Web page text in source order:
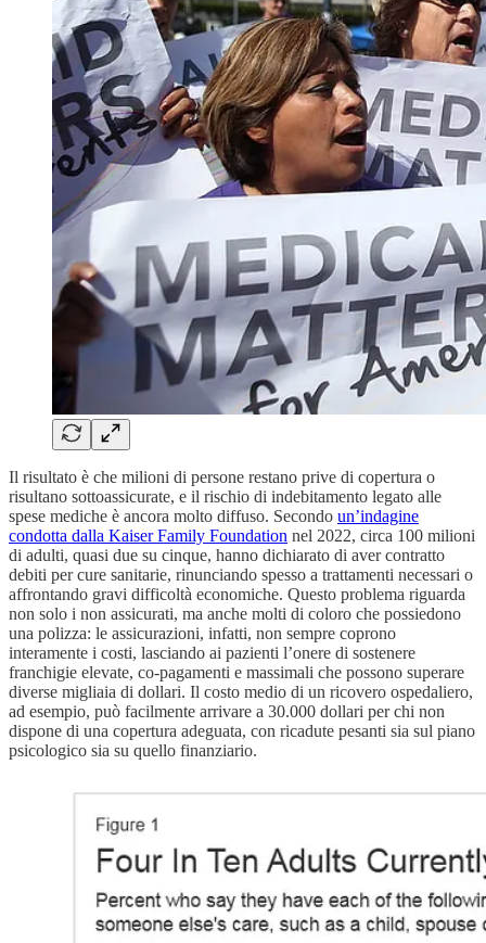
Il risultato è che milioni di persone restano prive di copertura o
risultano sottoassicurate, e il rischio di indebitamento legato alle
spese mediche è ancora molto diffuso. Secondo un’indagine
condotta dalla Kaiser Family Foundation nel 2022, circa 100 milioni
di adulti, quasi due su cinque, hanno dichiarato di aver contratto
debiti per cure sanitarie, rinunciando spesso a trattamenti necessari o
affrontando gravi difficoltà economiche. Questo problema riguarda
non solo i non assicurati, ma anche molti di coloro che possiedono
una polizza: le assicurazioni, infatti, non sempre coprono
interamente i costi, lasciando ai pazienti l’onere di sostenere
franchigie elevate, co-pagamenti e massimali che possono superare
diverse migliaia di dollari. Il costo medio di un ricovero ospedaliero,
ad esempio, può facilmente arrivare a 30.000 dollari per chi non
dispone di una copertura adeguata, con ricadute pesanti sia sul piano
psicologico sia su quello finanziario.